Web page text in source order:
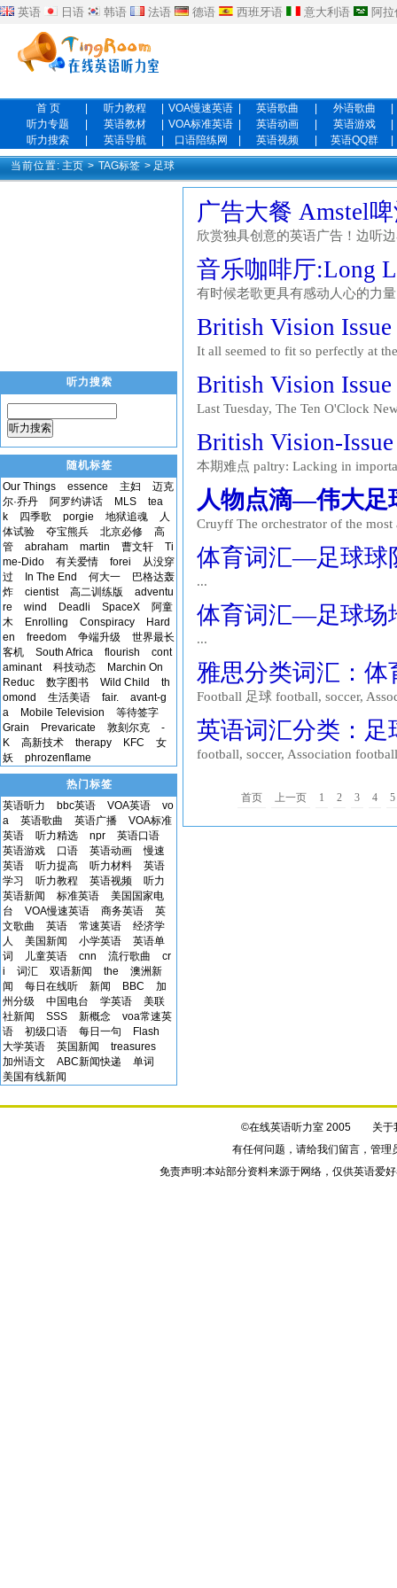
英语 日语 韩语 法语 德语 西班牙语 意大利语 阿
首 页 听力教程 VOA慢速英语 英语歌曲 外语歌曲
听力专题
英语教材 VOA标准英语 英语动画 英语游戏
听力搜索
英语导航 口语陪练网 英语视频 英语QQ群
当前位置: 主页 > TAG标签 > 足球
广告大餐 Amstel
欣赏独具创意的英语广告！边听
音乐咖啡厅:Long
有时候老歌更具有感动人心的力
成立于1977年的冬天，前身是
British Vision
It all seemed to fit so perfectly at
and No.23 and the name Beckham
British Vision
Last Tuesday, The Ten O'Clock
illegal payments, he's firmly denied
British Vision-
本期难点 paltry: Lacking in
了。 本期生词： flock: To
人物点滴—伟大足
Cruyff The orchestrator of the
never to win the world cup 克鲁
体育词汇—足球球
...
体育词汇—足球场
...
雅思分类词汇：体
Football 足球 football, soccer,
英语词汇分类：足
football, soccer, Association
首页 上一页 1 2 3 4 5
听力搜索
听力搜索
随机标签
Our Things
essence 主妇
迈克
尔·乔丹
阿罗约讲话 MLS
tea
k
四季歌 porgie 地狱追魂
人
体试验
夺宝熊兵 北京必修
高
管
abraham martin 曹文轩
Ti
me-Dido
有关爱情 forei
从没穿
过
In The End 何大一
巴格达轰
炸
cientist 高二训练版
adventu
re
wind Deadli SpaceX
阿童
木
Enrolling Conspiracy
Hard
en
freedom 争端升级
世界最长
客机
South Africa flourish
cont
aminant
科技动态
Marchin On
Reduc
数字图书 Wild Child
th
omond
生活美语 fair.
avant-g
a
Mobile Television
等待签字
Grain
Prevaricate 敦刻尔克
-
K
高新技术 therapy KFC
女
妖
phrozenflame
热门标签
英语听力
bbc英语 VOA英语
vo
a
英语歌曲 英语广播
VOA标准
英语
听力精选 npr
英语口语
英语游戏
口语 英语动画
慢速
英语
听力提高 听力材料
英语
学习
听力教程 英语视频
听力
英语新闻
标准英语
美国国家电
台
VOA慢速英语 商务英语
英
文歌曲
英语 常速英语
经济学
人
美国新闻 小学英语
英语单
词
儿童英语 cnn 流行歌曲
cr
i
词汇 双语新闻 the
澳洲新
闻
每日在线听 新闻 BBC
加
州分级
中国电台 学英语
美联
社新闻
SSS 新概念
voa常速英
语
初级口语 每日一句
Flash
大学英语
英国新闻
treasures
加州语文
ABC新闻快递
单词
美国有线新闻
©在线英语听力室 2005 关于
有任何问题，请给我们留言，管理
免责声明:本站部分资料来源于网络，仅供英语爱